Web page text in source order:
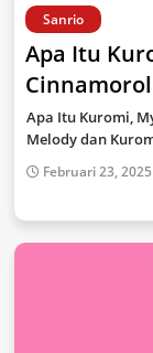
Sanrio
Apa Itu
Apa Itu Kuromi,
Melody dan
Februari 23, 2025